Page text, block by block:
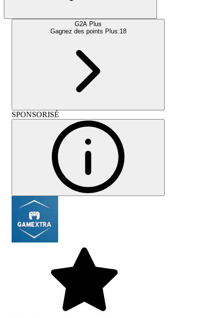
G2A Plus
Gagnez des points Plus:18
SPONSORISÉ